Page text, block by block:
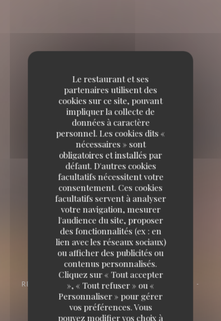
Le restaurant et ses
partenaires utilisent des
cookies sur ce site, pouvant
impliquer la collecte de
données à caractère
personnel. Les cookies dits «
nécessaires » sont
obligatoires et installés par
défaut. D'autres cookies
facultatifs nécessitent votre
consentement. Ces cookies
facultatifs servent à analyser
votre navigation, mesurer
l'audience du site, proposer
des fonctionnalités (ex : en
lien avec les réseaux sociaux)
ou afficher des publicités ou
contenus personnalisés.
Cliquez sur « Tout accepter
», « Tout refuser » ou «
Personnaliser » pour gérer
vos préférences. Vous
pouvez modifier vos choix à
La Mamounia
RESTAURANT
20, RUE DU BÂT D'ARGENT -
ANGLE 2 RUE DE LA BOURSE 69001 LYON
La Mamounia